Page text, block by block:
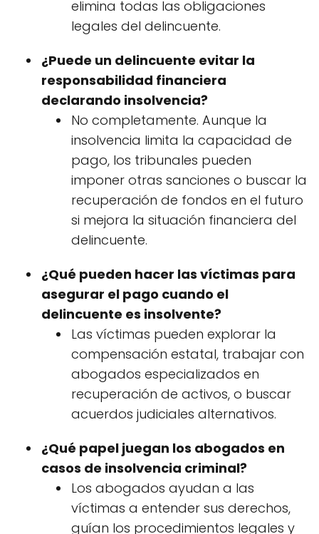
elimina todas las obligaciones
legales del delincuente.
¿Puede un delincuente evitar la
responsabilidad financiera
declarando insolvencia?
No completamente. Aunque la
insolvencia limita la capacidad de
pago, los tribunales pueden
imponer otras sanciones o buscar la
recuperación de fondos en el futuro
si mejora la situación financiera del
delincuente.
¿Qué pueden hacer las víctimas para
asegurar el pago cuando el
delincuente es insolvente?
Las víctimas pueden explorar la
compensación estatal, trabajar con
abogados especializados en
recuperación de activos, o buscar
acuerdos judiciales alternativos.
¿Qué papel juegan los abogados en
casos de insolvencia criminal?
Los abogados ayudan a las
víctimas a entender sus derechos,
guían los procedimientos legales y